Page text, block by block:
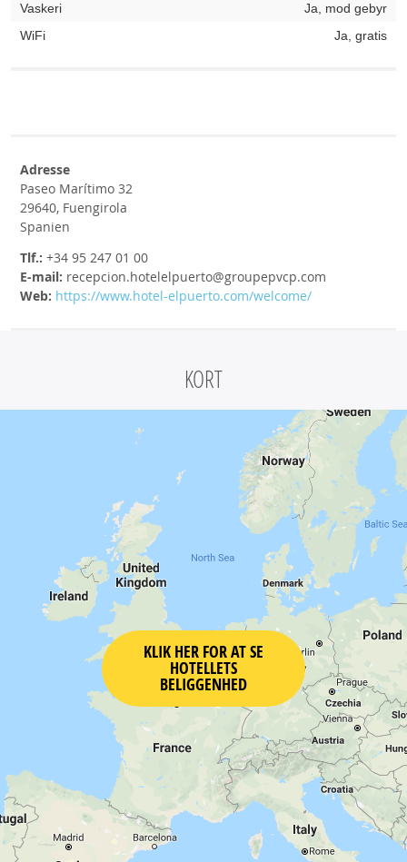
Vaskeri
Ja, mod gebyr
WiFi
Ja, gratis
Adresse
Paseo Marítimo 32
29640, Fuengirola
Spanien
Tlf.: +34 95 247 01 00
E-mail: recepcion.hotelelpuerto@groupepvcp.com
Web: https://www.hotel-elpuerto.com/welcome/
KORT
KLIK HER FOR AT SE
HOTELLETS
BELIGGENHED